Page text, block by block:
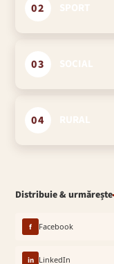
02
03
04
Distribuie & urmărește
f Facebook
in LinkedIn